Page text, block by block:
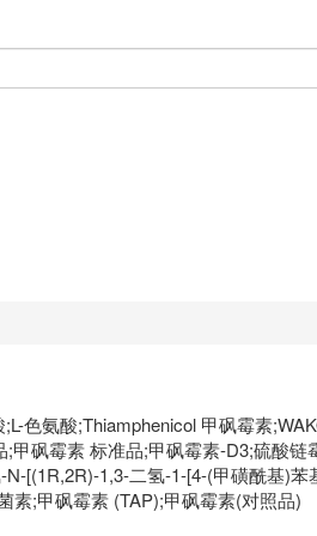
色氨酸;Thiamphenicol 甲砜霉素
砜霉素 标准品;甲砜霉素-D3;硫酸链
[(1R,2R)-1,3-二氢-1-[4-(甲磺酰基)苯
素;甲砜霉素 (TAP);甲砜霉素(对照品)